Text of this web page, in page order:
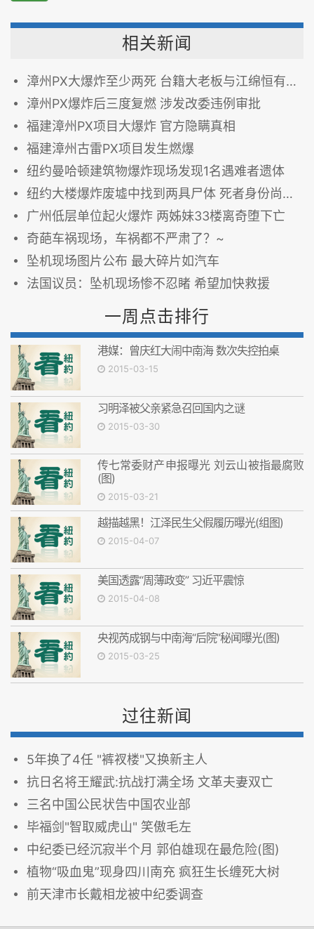
相关新闻
漳州PX大爆炸至少两死 台籍大老板与江绵恒有交集
漳州PX爆炸后三度复燃 涉发改委违例审批
福建漳州PX项目大爆炸 官方隐瞒真相
福建漳州古雷PX项目发生燃爆
纽约曼哈顿建筑物爆炸现场发现1名遇难者遗体
纽约大楼爆炸废墟中找到两具尸体 死者身份尚待确定
广州低层单位起火爆炸 两姊妹33楼离奇堕下亡
奇葩车祸现场，车祸都不严肃了？~
坠机现场图片公布 最大碎片如汽车
法国议员：坠机现场惨不忍睹 希望加快救援
一周点击排行
港媒：曾庆红大闹中南海 数次失控拍桌
2015-03-15
习明泽被父亲紧急召回国内之谜
2015-03-30
传七常委财产申报曝光 刘云山被指最腐败
(图)
2015-03-21
越描越黑！江泽民生父假履历曝光(组图)
2015-04-07
美国透露“周薄政变” 习近平震惊
2015-04-08
央视芮成钢与中南海“后院”秘闻曝光(图)
2015-03-25
过往新闻
5年换了4任 "裤衩楼"又换新主人
抗日名将王耀武:抗战打满全场 文革夫妻双亡
三名中国公民状告中国农业部
毕福剑"智取威虎山" 笑傲毛左
中纪委已经沉寂半个月 郭伯雄现在最危险(图)
植物“吸血鬼”现身四川南充 疯狂生长缠死大树
前天津市长戴相龙被中纪委调查